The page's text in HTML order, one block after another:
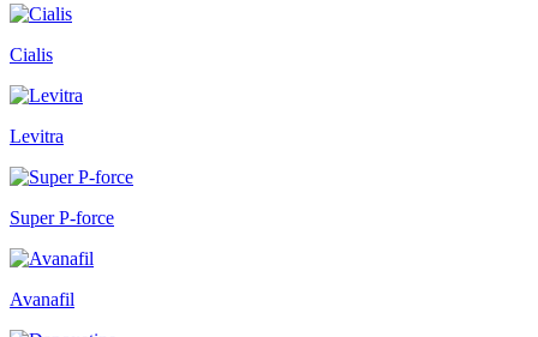
Cialis
Levitra
Super P-force
Avanafil